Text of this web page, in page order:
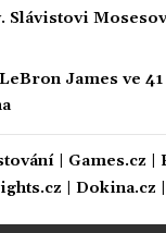
Slávistovi
James ve
Games.cz
Dokina.cz